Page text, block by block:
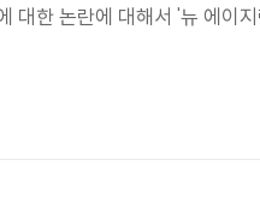
한 논란에 대해서 '뉴 에이